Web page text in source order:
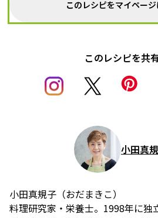
このレシピをマイペー
このレシピを共
小田真
小田真規子（おだまきこ）
料理研究家・栄養士。1998年に独